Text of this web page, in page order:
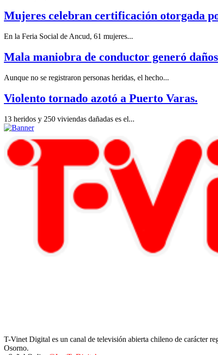
Mujeres celebran certificación otorgada
En la Feria Social de Ancud, 61 mujeres...
Mala maniobra de conductor generó
Aunque no se registraron personas heridas, el hecho...
Violento tornado azotó a Puerto Varas.
13 heridos y 250 viviendas dañadas es el...
T-Vinet Digital es un canal de televisión abierta chileno de carácter
Osorno.